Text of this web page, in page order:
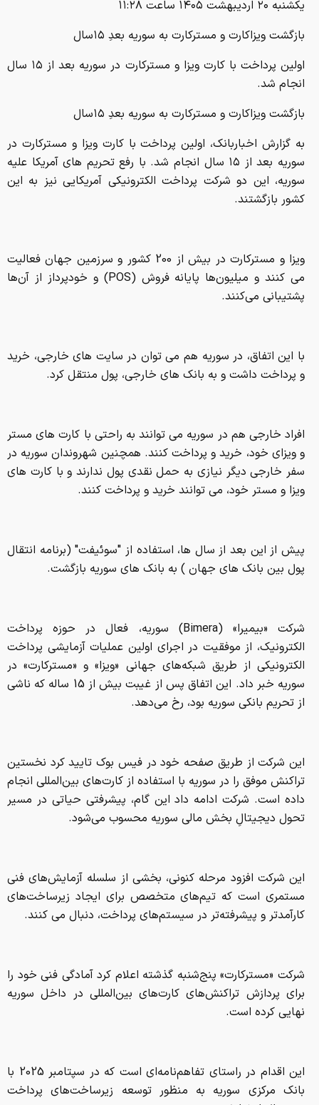
يکشنبه ۲۰ ارديبهشت ۱۴۰۵ ساعت ۱۱:۲۸
بازگشت ویزاکارت و مسترکارت به سوریه بعدِ ۱۵سال
اولین پرداخت با کارت ویزا و مسترکارت در سوریه بعد از ۱۵ سال
انجام شد.
بازگشت ویزاکارت و مسترکارت به سوریه بعدِ ۱۵سال
به گزارش اخباربانک، اولین پرداخت با کارت ویزا و مسترکارت در
سوریه بعد از ۱۵ سال انجام شد. با رفع تحریم های آمریکا علیه
سوریه، این دو شرکت پرداخت الکترونیکی آمریکایی نیز به این
کشور بازگشتند.
ویزا و مسترکارت در بیش از 200 کشور و سرزمین جهان فعالیت
می کنند و میلیون‌ها پایانه فروش (POS) و خودپرداز از آن‌ها
پشتیبانی می‌کنند.
با این اتفاق، در سوریه هم می توان در سایت های خارجی، خرید
و پرداخت داشت و به بانک های خارجی، پول منتقل کرد.
افراد خارجی هم در سوریه می توانند به راحتی با کارت های مستر
و ویزای خود، خرید و پرداخت کنند. همچنین شهروندان سوریه در
سفر خارجی دیگر نیازی به حمل نقدی پول ندارند و با کارت های
ویزا و مستر خود، می توانند خرید و پرداخت کنند.
پیش از این بعد از سال ها، استفاده از "سوئیفت" (برنامه انتقال
پول بین بانک های جهان ) به بانک های سوریه بازگشت.
شرکت «بیمیرا» (Bimera) سوریه، فعال در حوزه پرداخت
الکترونیک، از موفقیت در اجرای اولین عملیات آزمایشی پرداخت
الکترونیکی از طریق شبکه‌های جهانی «ویزا» و «مسترکارت» در
سوریه خبر داد. این اتفاق پس از غیبت بیش از 15 ساله که ناشی
از تحریم بانکی سوریه بود، رخ می‌دهد.
این شرکت از طریق صفحه خود در فیس بوک تایید کرد نخستین
تراکنش موفق را در سوریه با استفاده از کارت‌های بین‌المللی انجام
داده است. شرکت ادامه داد این گام، پیشرفتی حیاتی در مسیر
تحول دیجیتالِ بخش مالی سوریه محسوب می‌شود.
این شرکت افزود مرحله کنونی، بخشی از سلسله آزمایش‌های فنی
مستمری است که تیم‌های متخصص برای ایجاد زیرساخت‌های
کارآمدتر و پیشرفته‌تر در سیستم‌های پرداخت، دنبال می کنند.
شرکت «مسترکارت» پنج‌شنبه گذشته اعلام کرد آمادگی فنی خود را
برای پردازش تراکنش‌های کارت‌های بین‌المللی در داخل سوریه
نهایی کرده است.
این اقدام در راستای تفاهم‌نامه‌ای است که در سپتامبر 2025 با
بانک مرکزی سوریه به منظور توسعه زیرساخت‌های پرداخت